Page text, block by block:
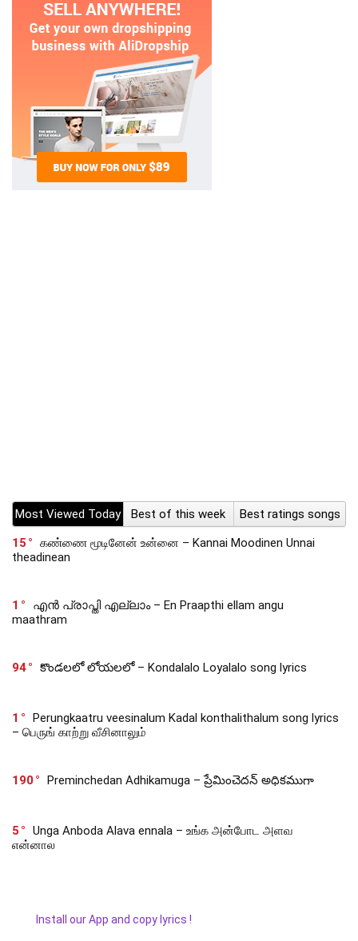
Most Viewed Today Best of this week
Best ratings songs
15
கண்ணை மூடினேன் உன்னை – Kannai Moodinen Unnai
theadinean
1
എൻ പ്രാപ്തി എല്ലാം – En Praapthi ellam angu
maathram
94 కొండలలో లోయలలో – Kondalalo Loyalalo song lyrics
1
Perungkaatru veesinalum Kadal konthalithalum song lyrics
– பெருங் காற்று வீசினாலும்
190 Preminchedan Adhikamuga – ప్రేమించెదన్ అధికముగా
5
Unga Anboda Alava ennala – உங்க அன்போட அளவ
என்னால
Install our App and copy lyrics !